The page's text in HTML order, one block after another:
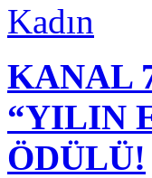
Kadın
KANAL
“YILIN
ÖDÜLÜ!